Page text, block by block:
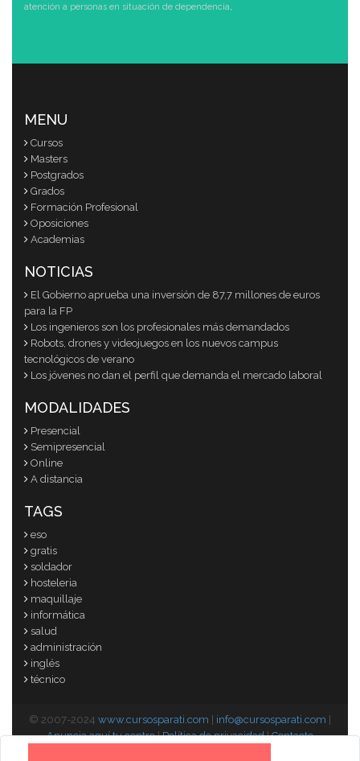
atención a personas en situación de dependencia,
MENU
Cursos
Masters
Postgrados
Grados
Formación Profesional
Oposiciones
Academias
NOTICIAS
El Gobierno aprueba una inversión de 87,7 millones de euros
para la FP
Los ingenieros son los profesionales más demandados
Robots, drones y videojuegos en los nuevos campus
tecnológicos de verano
Los jóvenes no dan el perfil que demanda el mercado laboral
MODALIDADES
Presencial
Semipresencial
Online
A distancia
TAGS
eso
gratis
soldador
hosteleria
maquillaje
informática
salud
administración
inglés
técnico
© 2007-2024 www.cursosparati.com info@cursosparati.com
Anuncia aquí tu centro|Política de privacidad|Contacto